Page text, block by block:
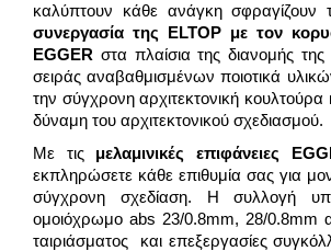
καλύπτουν κάθε ανάγκη σφραγίζουν
συνεργασία της ELTOP με τον
EGGER στα πλαίσια της διανομής
σειράς αναβαθμισμένων ποιοτικά
την σύγχρονη αρχιτεκτονική κουλτούρα
δύναμη του αρχιτεκτονικού σχεδιασμού.
Με τις μελαμινικές επιφάνειες
εκπληρώσετε κάθε επιθυμία σας για
σύγχρονη σχεδίαση. Η συλλογή
ομοιόχρωμο abs 23/0.8mm, 28/0.8mm
ταιριάσματος και επεξεργασίες